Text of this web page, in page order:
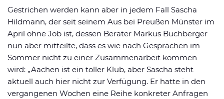
Gestrichen werden kann aber in jedem Fall Sascha
Hildmann, der seit seinem Aus bei Preußen Münster im
April ohne Job ist, dessen Berater Markus Buchberger
nun aber mitteilte, dass es wie nach Gesprächen im
Sommer nicht zu einer Zusammenarbeit kommen
wird: „Aachen ist ein toller Klub, aber Sascha steht
aktuell auch hier nicht zur Verfügung. Er hatte in den
vergangenen Wochen eine Reihe konkreter Anfragen